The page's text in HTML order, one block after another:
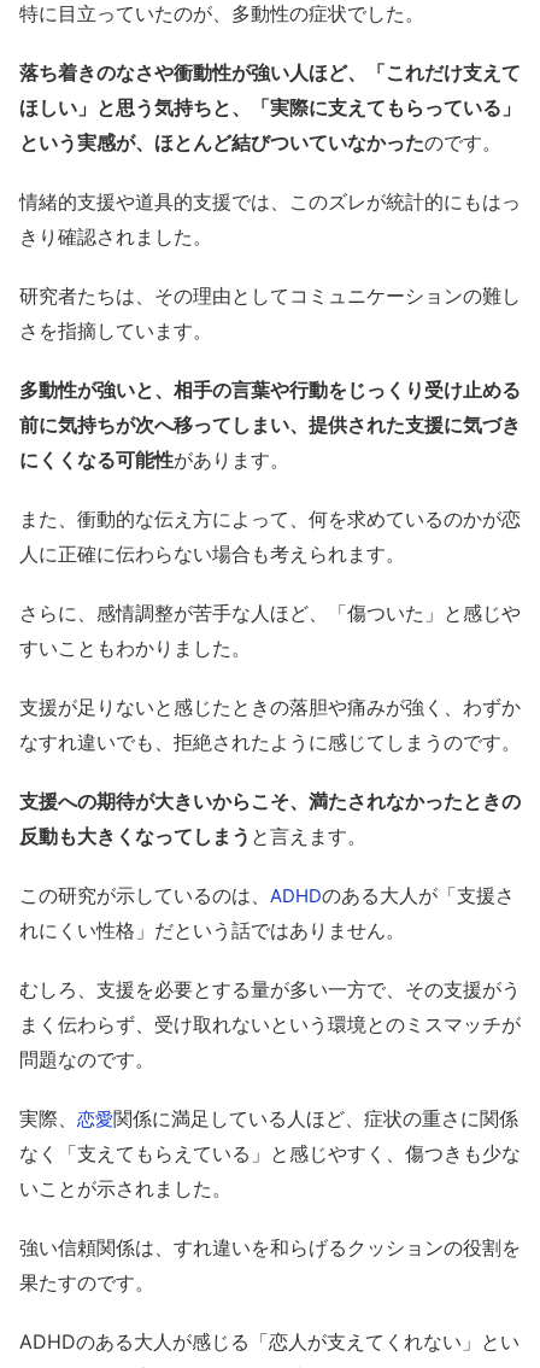
特に目立っていたのが、多動性の症状でした。
落ち着きのなさや衝動性が強い人ほど、「これだけ支えて
ほしい」と思う気持ちと、「実際に支えてもらっている」
という実感が、ほとんど結びついていなかったのです。
情緒的支援や道具的支援では、このズレが統計的にもはっ
きり確認されました。
研究者たちは、その理由としてコミュニケーションの難し
さを指摘しています。
多動性が強いと、相手の言葉や行動をじっくり受け止める
前に気持ちが次へ移ってしまい、提供された支援に気づき
にくくなる可能性があります。
また、衝動的な伝え方によって、何を求めているのかが恋
人に正確に伝わらない場合も考えられます。
さらに、感情調整が苦手な人ほど、「傷ついた」と感じや
すいこともわかりました。
支援が足りないと感じたときの落胆や痛みが強く、わずか
なすれ違いでも、拒絶されたように感じてしまうのです。
支援への期待が大きいからこそ、満たされなかったときの
反動も大きくなってしまう と言えます。
この研究が示しているのは、 ADHDのある大人が「支援さ
れにくい性格」だという話ではありません。
むしろ、支援を必要とする量が多い一方で、その支援がう
まく伝わらず、受け取れないという環境とのミスマッチが
問題なのです。
実際、 恋愛関係に満足している人ほど、症状の重さに関係
なく「支えてもらえている」と感じやすく、傷つきも少な
いことが示されました。
強い信頼関係は、すれ違いを和らげるクッションの役割を
果たすのです。
ADHDのある大人が感じる「恋人が支えてくれない」とい